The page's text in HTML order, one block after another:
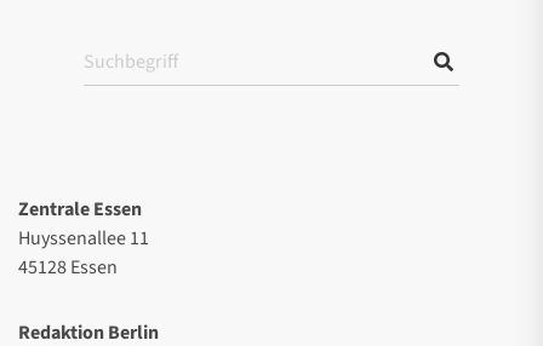
Zentrale Essen
Huyssenallee 11
45128 Essen
Redaktion Berlin